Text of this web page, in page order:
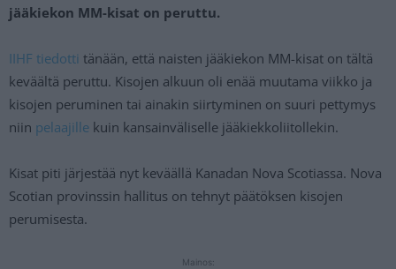
jääkiekon MM-kisat on peruttu.
IIHF tiedotti tänään, että naisten jääkiekon MM-kisat on tältä
keväältä peruttu. Kisojen alkuun oli enää muutama viikko ja
kisojen peruminen tai ainakin siirtyminen on suuri pettymys
niin pelaajille kuin kansainväliselle jääkiekkoliitollekin.
Kisat piti järjestää nyt keväällä Kanadan Nova Scotiassa. Nova
Scotian provinssin hallitus on tehnyt päätöksen kisojen
perumisesta.
Mainos: